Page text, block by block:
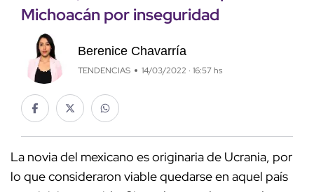
Michoacán por inseguridad
Berenice Chavarría
TENDENCIAS 14/03/2022 · 16:57 hs
La novia del mexicano es originaria de Ucrania, por
lo que consideraron viable quedarse en aquel país